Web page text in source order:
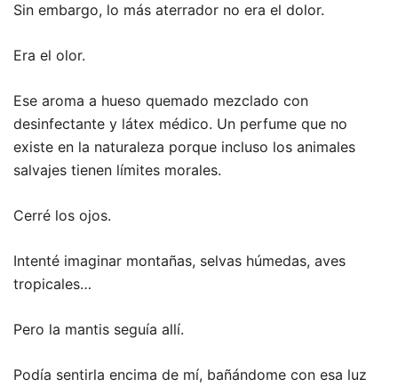
Sin embargo, lo más aterrador no era el dolor.
Era el olor.
Ese aroma a hueso quemado mezclado con
desinfectante y látex médico. Un perfume que no
existe en la naturaleza porque incluso los animales
salvajes tienen límites morales.
Cerré los ojos.
Intenté imaginar montañas, selvas húmedas, aves
tropicales…
Pero la mantis seguía allí.
Podía sentirla encima de mí, bañándome con esa luz